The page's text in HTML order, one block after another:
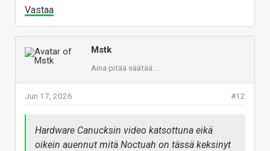
Vastaa
Mstk
Aina pitää säätää...
#12
Jun 17, 2026
Hardware Canucksin video katsottuna eikä
oikein auennut mitä Noctuah on tässä keksinyt